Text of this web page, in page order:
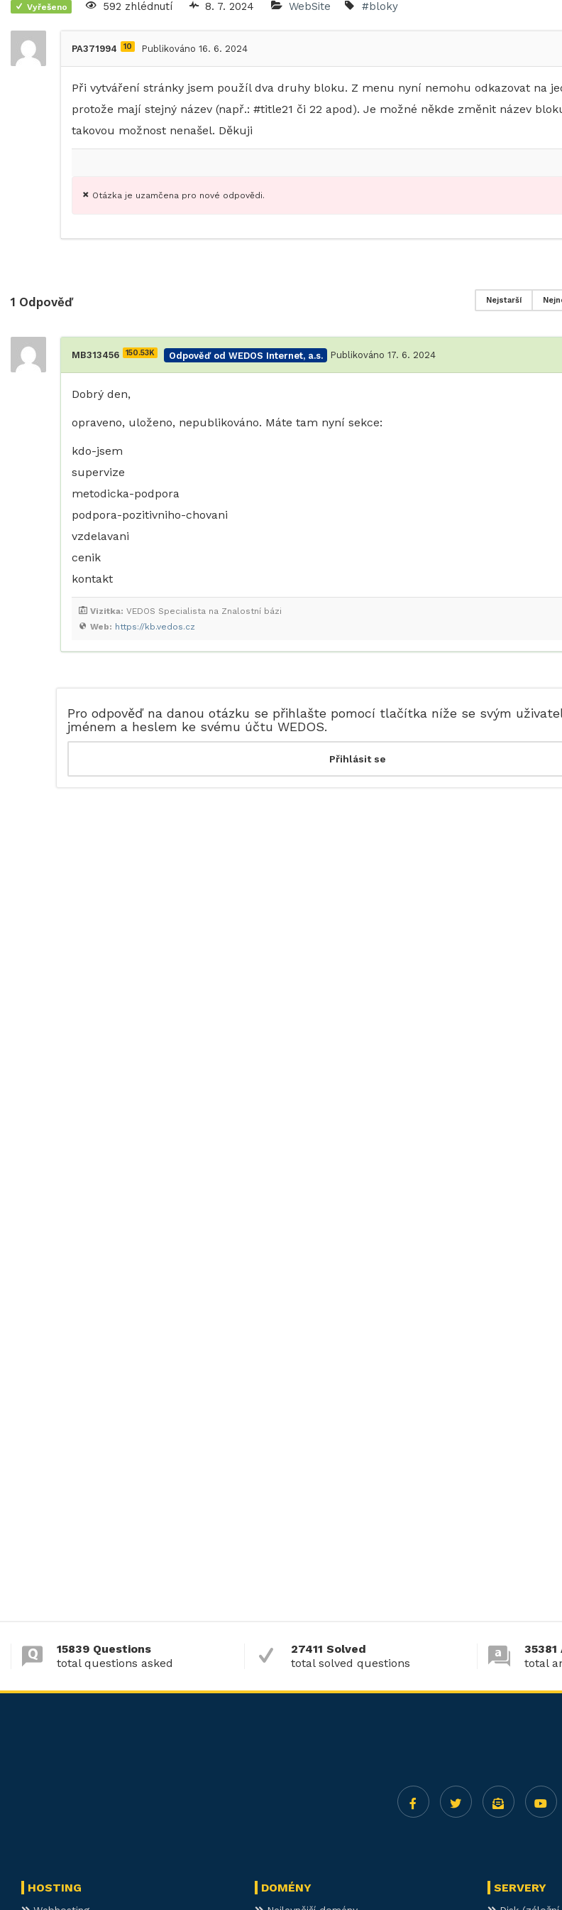
Vyřešeno 592 zhlédnutí 8. 7. 2024 WebSite #bloky
PA371994 10 Publikováno 16. 6. 2024
Při vytváření stránky jsem použíl dva druhy bloku. Z menu nyní nemohu odkazovat na
protože mají stejný název (např.: #title21 či 22 apod). Je možné někde změnit název
takovou možnost nenašel. Děkuji
Otázka je uzamčena pro nové odpovědi.
1 Odpověď Nejstarší
MB313456 150.53K Odpověď od WEDOS Internet, a.s. Publikováno 17. 6. 2024
Dobrý den,
opraveno, uloženo, nepublikováno. Máte tam nyní sekce:
kdo-jsem
supervize
metodicka-podpora
podpora-pozitivniho-chovani
vzdelavani
cenik
kontakt
Web: https://kb.vedos.cz
Vizitka: VEDOS Specialista na Znalostní bázi
Pro odpověď na danou otázku se přihlašte pomocí tlačítka níže se svým
jménem a heslem ke svému účtu WEDOS.
15839 Questions
total questions asked
27411 Solved
total solved questions
35381
total
HOSTING DOMÉNY SERVERY